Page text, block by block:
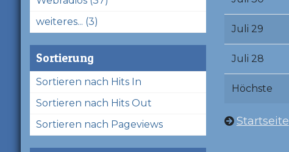
weiteres... (3)
Sortierung
Sortieren nach Hits In
Sortieren nach Hits Out
Sortieren nach Pageviews
Juli 29
Juli 28
Höchste
Startseite